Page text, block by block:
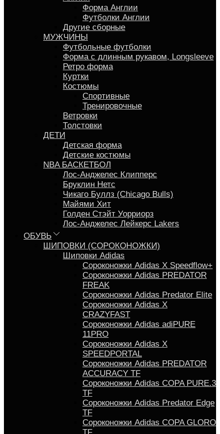
Форма Англии
Футболки Англии
Другие сборные
МУЖЧИНЫ
Футбольные футболки
Форма с длинным рукавом, Longsleeve
Ретро форма
Куртки
Костюмы
Спортивные
Тренировочные
Ветровки
Толстовки
ДЕТИ
Детская форма
Детские костюмы
NBA БАСКЕТБОЛ
Лос-Анджелес Клипперс
Бруклин Нетс
Чикаго Буллз (Chicago Bulls)
Майями Хит
Голден Стэйт Уорриорз
Лос-Анджелес Лейкерс Lakers
ОБУВЬ
ШИПОВКИ (СОРОКОНОЖКИ)
Шиповки Adidas
Сороконожки Аdidas X Speedflow+
Сороконожки Adidas PREDATOR
FREAK
Сороконожки Adidas Predator Elite
Сороконожки Adidas X
CRAZYFAST
Сороконожки Adidas adiPURE
11PRO
Сороконожки Аdidas X
SPEEDPORTAL
Сороконожки Adidas PREDATOR
ACCURACY TF
Сороконожки Adidas COPA PURE.3
TF
Сороконожки Аdidas Predator Edge
TF
Сороконожки Adidas COPA GLORO